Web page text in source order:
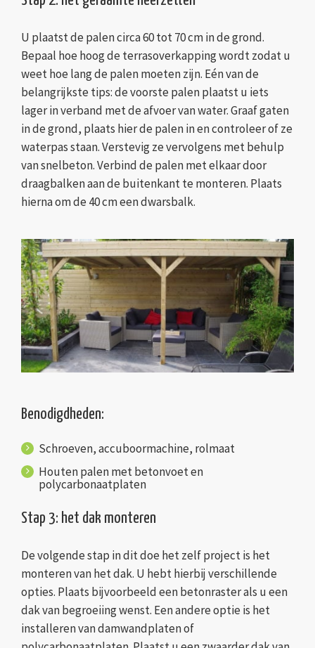
U plaatst de palen circa 60 tot 70 cm in de grond.
Bepaal hoe hoog de terrasoverkapping wordt zodat u
weet hoe lang de palen moeten zijn. Eén van de
belangrijkste tips: de voorste palen plaatst u iets
lager in verband met de afvoer van water. Graaf gaten
in de grond, plaats hier de palen in en controleer of ze
waterpas staan. Verstevig ze vervolgens met behulp
van snelbeton. Verbind de palen met elkaar door
draagbalken aan de buitenkant te monteren. Plaats
hierna om de 40 cm een dwarsbalk.
Benodigdheden:
Schroeven, accuboormachine, rolmaat
Houten palen met betonvoet en
polycarbonaatplaten
Stap 3: het dak monteren
De volgende stap in dit doe het zelf project is het
monteren van het dak. U hebt hierbij verschillende
opties. Plaats bijvoorbeeld een betonraster als u een
dak van begroeiing wenst. Een andere optie is het
installeren van damwandplaten of